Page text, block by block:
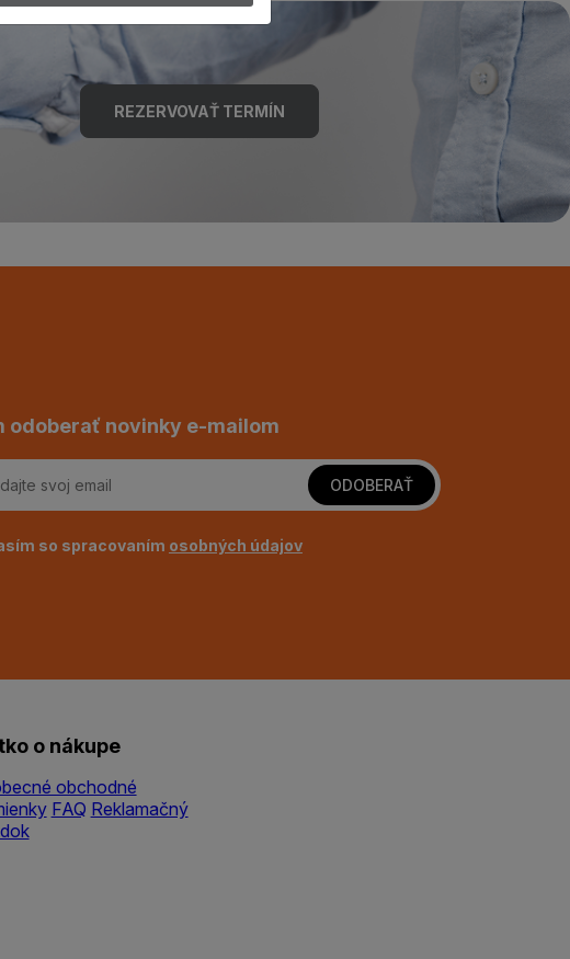
REZERVOVAŤ TERMÍN
odoberať novinky e-mailom
ODOBERAŤ
so spracovaním osobných údajov
o nákupe
obchodné
FAQ Reklamačný